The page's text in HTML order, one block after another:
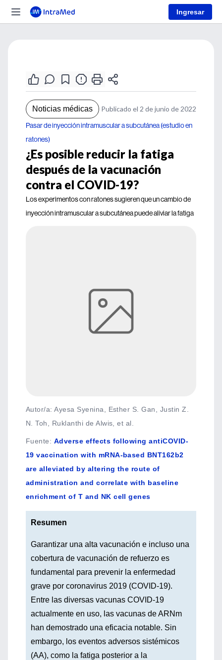
Ingresar
Noticias médicas Publicado el 2 de junio de 2022
Pasar de inyección intramuscular a subcutánea (estudio en
ratones)
¿Es posible reducir la fatiga
después de la vacunación
contra el COVID-19?
Los experimentos con ratones sugieren que un cambio de
inyección intramuscular a subcutánea puede aliviar la fatiga
Autor/a: Ayesa Syenina, Esther S. Gan, Justin Z.
N. Toh, Ruklanthi de Alwis, et al.
Fuente: Adverse effects following antiCOVID-
19 vaccination with mRNA-based BNT162b2
are alleviated by altering the route of
administration and correlate with baseline
enrichment of T and NK cell genes
Resumen
Garantizar una alta vacunación e incluso una
cobertura de vacunación de refuerzo es
fundamental para prevenir la enfermedad
grave por coronavirus 2019 (COVID-19).
Entre las diversas vacunas COVID-19
actualmente en uso, las vacunas de ARNm
han demostrado una eficacia notable. Sin
embargo, los eventos adversos sistémicos
(AA), como la fatiga posterior a la